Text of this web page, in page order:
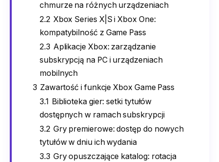
chmurze na różnych urządzeniach
2.2 Xbox Series X|S i Xbox One:
kompatybilność z Game Pass
2.3 Aplikacje Xbox: zarządzanie
subskrypcją na PC i urządzeniach
mobilnych
3 Zawartość i funkcje Xbox Game Pass
3.1
Biblioteka gier: setki tytułów
dostępnych w ramach subskrypcji
3.2 Gry premierowe: dostęp do nowych
tytułów w dniu ich wydania
3.3 Gry opuszczające katalog: rotacja